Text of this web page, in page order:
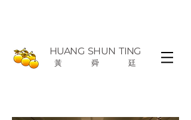
HUANG SHUN TING
黃 舜 廷